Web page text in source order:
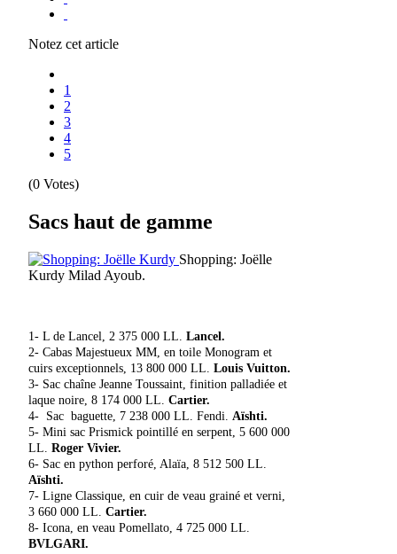
Notez cet article
1
2
3
4
5
(0 Votes)
Sacs haut de gamme
Shopping: Joëlle
Kurdy Milad Ayoub.
1- L de Lancel, 2 375 000 LL. Lancel.
2- Cabas Majestueux MM, en toile Monogram et
cuirs exceptionnels, 13 800 000 LL. Louis Vuitton.
3- Sac chaîne Jeanne Toussaint, finition palladiée et
laque noire, 8 174 000 LL. Cartier.
4- Sac baguette, 7 238 000 LL. Fendi. Aïshti.
5- Mini sac Prismick pointillé en serpent, 5 600 000
LL. Roger Vivier.
6- Sac en python perforé, Alaïa, 8 512 500 LL.
Aïshti.
7- Ligne Classique, en cuir de veau grainé et verni,
3 660 000 LL. Cartier.
8- Icona, en veau Pomellato, 4 725 000 LL.
BVLGARI.